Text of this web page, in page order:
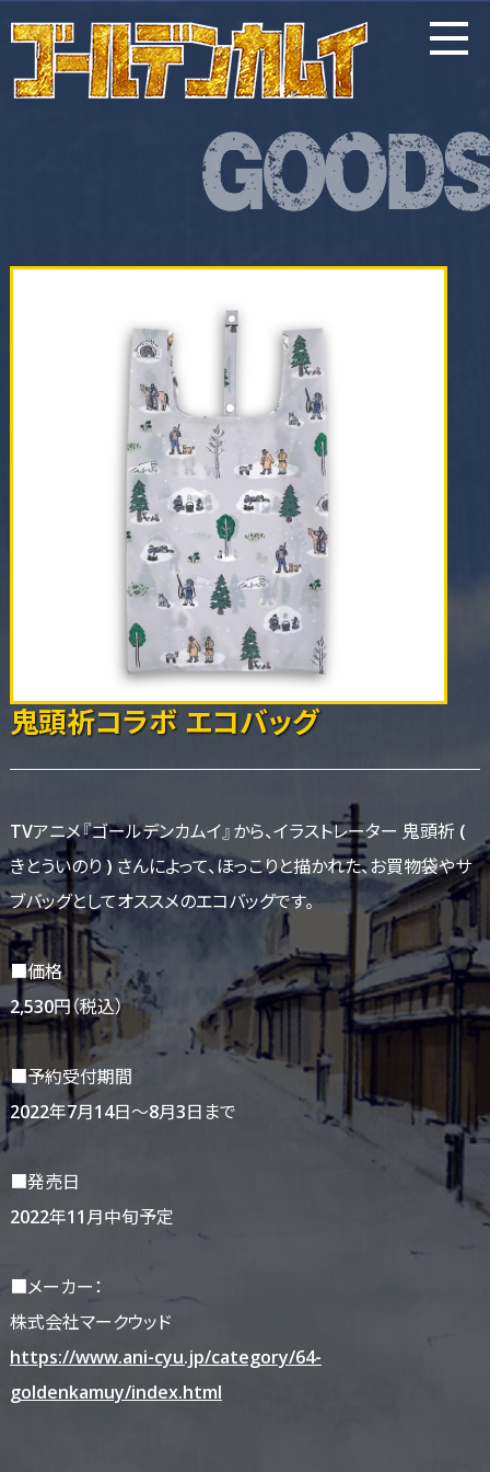
鬼頭祈コラボ エコバッグ
TVアニメ『ゴールデンカムイ』から、イラストレーター 鬼頭祈 (
きとういのり ) さんによって、ほっこりと描かれた、お買物袋やサ
ブバッグとしてオススメのエコバッグです。
■価格
2,530円（税込）
■予約受付期間
2022年7月14日〜8月3日まで
■発売日
2022年11月中旬予定
■メーカー：
株式会社マークウッド
https://www.ani-cyu.jp/category/64-
goldenkamuy/index.html